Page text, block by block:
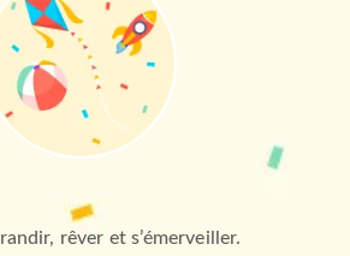
rêver et s’émerveiller.